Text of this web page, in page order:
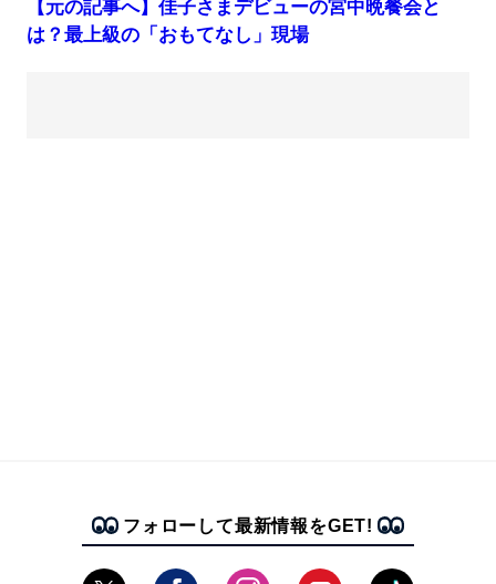
【元の記事へ】佳子さまデビューの宮中晩餐会と
は？最上級の「おもてなし」現場
フォローして最新情報をGET!